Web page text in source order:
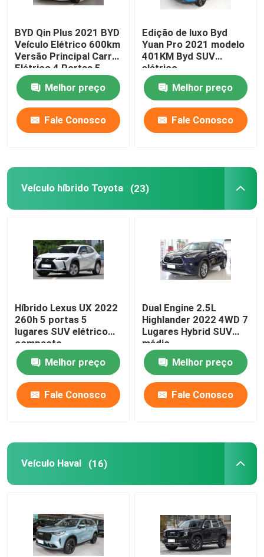
Veículo EV Toyota
Veículo EV Honda
Veículo elétrico Volkswagen
Carro Elétrico VOYAH
Carro Xpeng EV
Carro elétrico de ZEEKR
Carro Benz EV
Carros a gasolina Benz
BYD Qin Plus 2021 BYD
Veículo Elétrico 600km
Versão Principal Carro
Elétrico 4 Portas 5
Lugares
Melhor preço
Fale Conosco
Edição de luxo Byd
Yuan Pro 2021 modelo
401KM Byd SUV
elétrico
Melhor preço
Fale Conosco
Veículo híbrido Toyota (23)
Híbrido Lexus UX 2022
260h 5 portas 5
lugares SUV elétrico
compacto
Melhor preço
Fale Conosco
Dual Engine 2.5L
Highlander 2022 4WD 7
Lugares Hybrid SUV
médio
Melhor preço
Fale Conosco
Veículo Haval (16)